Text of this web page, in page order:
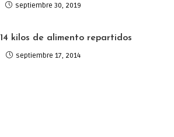
septiembre 30, 2019
kilos de alimento repartidos
septiembre 17, 2014